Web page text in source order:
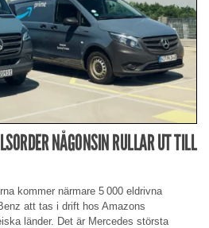
NÅGONSIN RULLAR UT TILL
kommer närmare 5 000 eldrivna
att tas i drift hos Amazons
länder. Det är Mercedes största